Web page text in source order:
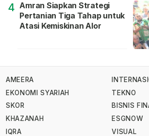
4 Amran Siapkan Strategi
Pertanian Tiga Tahap untuk
Atasi Kemiskinan Alor
AMEERA
EKONOMI SYARIAH
SKOR
KHAZANAH
IQRA
TEKNO
BISNIS
ESGNOW
VISUAL